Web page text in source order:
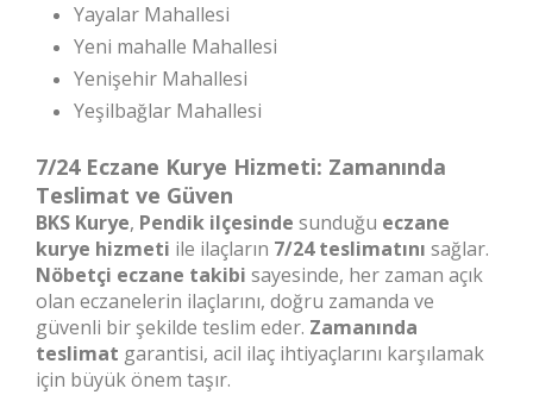
Yayalar Mahallesi
Yeni mahalle Mahallesi
Yenişehir Mahallesi
Yeşilbağlar Mahallesi
7/24 Eczane Kurye Hizmeti: Zamanında
Teslimat ve Güven
BKS Kurye, Pendik ilçesinde sunduğu eczane
kurye hizmeti ile ilaçların 7/24 teslimatını sağlar.
Nöbetçi eczane takibi sayesinde, her zaman açık
olan eczanelerin ilaçlarını, doğru zamanda ve
güvenli bir şekilde teslim eder. Zamanında
teslimat garantisi, acil ilaç ihtiyaçlarını karşılamak
için büyük önem taşır.